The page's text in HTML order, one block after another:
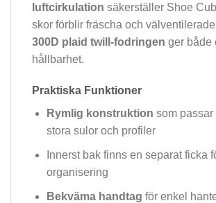
luftcirkulation säkerställer Shoe
skor förblir fräscha och
300D plaid twill-fodringen ger både
hållbarhet.
Praktiska Funktioner
Rymlig konstruktion som passar
stora sulor och profiler
Innerst bak finns en separat ficka
organisering
Bekväma handtag för enkel